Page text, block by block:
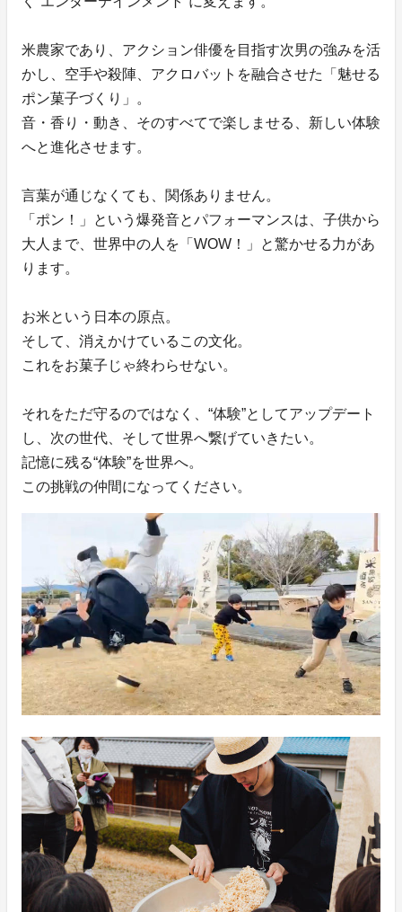
米農家であり、アクション俳優を目指す次男の強みを活
かし、空手や殺陣、アクロバットを融合させた「魅せる
ポン菓子づくり」。
音・香り・動き、そのすべてで楽しませる、新しい体験
へと進化させます。
言葉が通じなくても、関係ありません。
「ポン！」という爆発音とパフォーマンスは、子供から
大人まで、世界中の人を「WOW！」と驚かせる力があ
ります。
お米という日本の原点。
そして、消えかけているこの文化。
これをお菓子じゃ終わらせない。
それをただ守るのではなく、“体験”としてアップデート
し、次の世代、そして世界へ繋げていきたい。
記憶に残る“体験”を世界へ。
この挑戦の仲間になってください。